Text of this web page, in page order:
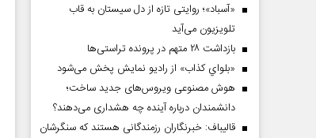
«آسباد»؛ روایتی تازه از دل سیستان به قاب
تلویزیون می‌آید
بازداشت ۲۸ متهم در پرونده تراستی‌ها
«بلواي کذاب» از رادیو نمایش پخش می‌شود
هوش مصنوعی ویروس‌های جدید ساخت؛
دانشمندان درباره آینده چه هشداری می‌دهند؟
قالیباف: خبرنگاران رزمندگانی هستند که سنگرشان